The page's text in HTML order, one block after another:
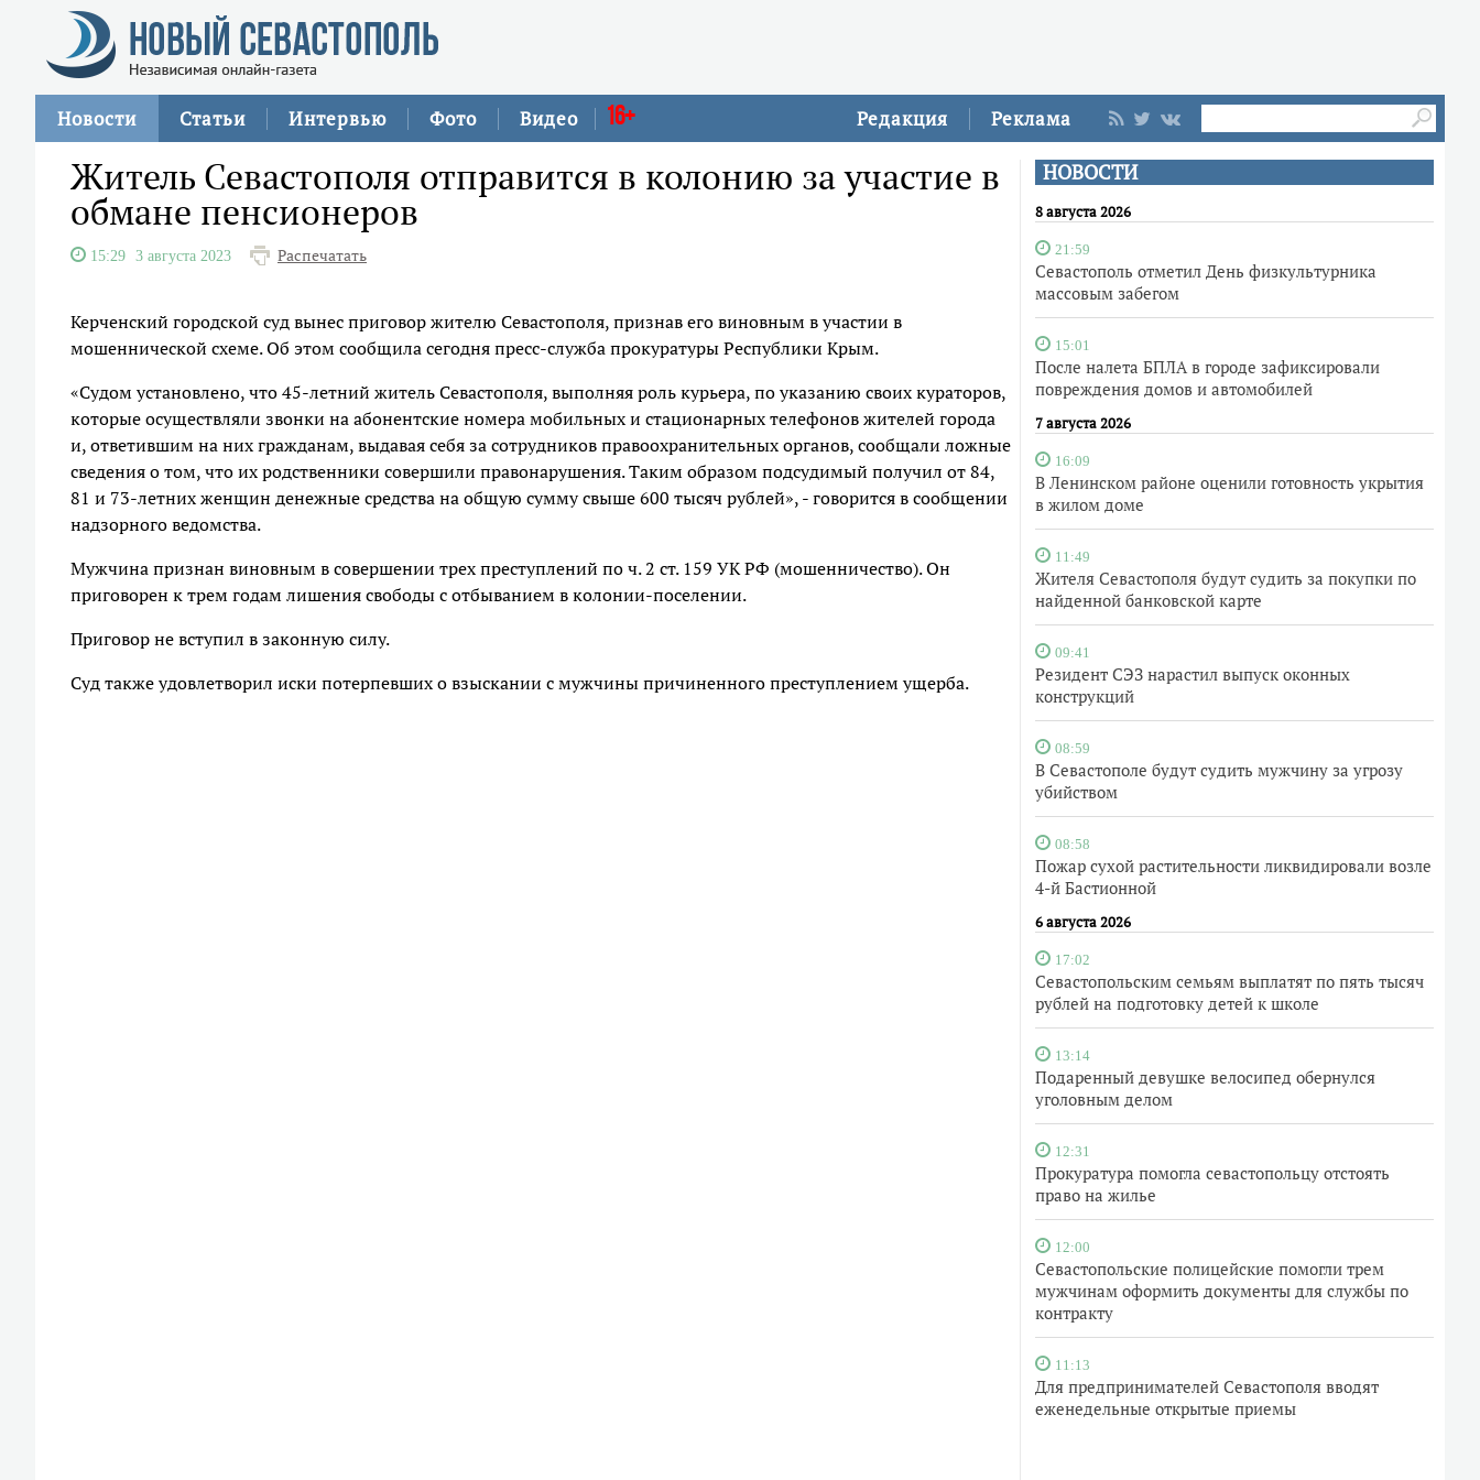
Редакция Реклама
Новости Статьи Интервью Фото Видео 16+
НОВОСТИ
8 августа 2026
21:59
Севастополь отметил День физкультурника
массовым забегом
15:01
После налета БПЛА в городе зафиксировали
повреждения домов и автомобилей
7 августа 2026
16:09
В Ленинском районе оценили готовность укрытия
в жилом доме
11:49
Жителя Севастополя будут судить за покупки по
найденной банковской карте
09:41
Резидент СЭЗ нарастил выпуск оконных
конструкций
08:59
В Севастополе будут судить мужчину за угрозу
убийством
08:58
Пожар сухой растительности ликвидировали возле
4-й Бастионной
6 августа 2026
17:02
Севастопольским семьям выплатят по пять тысяч
рублей на подготовку детей к школе
13:14
Подаренный девушке велосипед обернулся
уголовным делом
12:31
Прокуратура помогла севастопольцу отстоять
право на жилье
12:00
Севастопольские полицейские помогли трем
мужчинам оформить документы для службы по
контракту
11:13
Для предпринимателей Севастополя вводят
еженедельные открытые приемы
Житель Севастополя отправится в колонию за участие в
обмане пенсионеров
15:29 3 августа 2023 Распечатать
Керченский городской суд вынес приговор жителю Севастополя, признав его виновным в участии в
мошеннической схеме. Об этом сообщила сегодня пресс-служба прокуратуры Республики Крым.
«Судом установлено, что 45-летний житель Севастополя, выполняя роль курьера, по указанию своих кураторов,
которые осуществляли звонки на абонентские номера мобильных и стационарных телефонов жителей города
и, ответившим на них гражданам, выдавая себя за сотрудников правоохранительных органов, сообщали ложные
сведения о том, что их родственники совершили правонарушения. Таким образом подсудимый получил от 84,
81 и 73-летних женщин денежные средства на общую сумму свыше 600 тысяч рублей», - говорится в сообщении
надзорного ведомства.
Мужчина признан виновным в совершении трех преступлений по ч. 2 ст. 159 УК РФ (мошенничество). Он
приговорен к трем годам лишения свободы с отбыванием в колонии-поселении.
Приговор не вступил в законную силу.
Суд также удовлетворил иски потерпевших о взыскании с мужчины причиненного преступлением ущерба.